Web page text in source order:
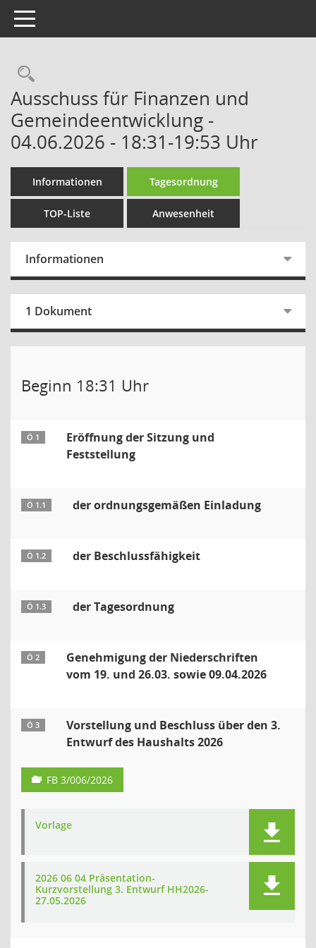
Toggle navigation
Rechercheauswahl
Ausschuss für Finanzen und
Gemeindeentwicklung -
04.06.2026 - 18:31-19:53 Uhr
Informationen Tagesordnung
TOP-Liste Anwesenheit
Informationen
1 Dokument
Beginn 18:31 Uhr
Ö 1
Eröffnung der Sitzung und
Feststellung
Ö 1.1 der ordnungsgemäßen Einladung
Ö 1.2 der Beschlussfähigkeit
Ö 1.3 der Tagesordnung
Ö 2
Genehmigung der Niederschriften
vom 19. und 26.03. sowie 09.04.2026
Ö 3
Vorstellung und Beschluss über den 3.
Entwurf des Haushalts 2026
FB 3/006/2026
Vorlage
2026 06 04 Präsentation-
Kurzvorstellung 3. Entwurf HH2026-
27.05.2026